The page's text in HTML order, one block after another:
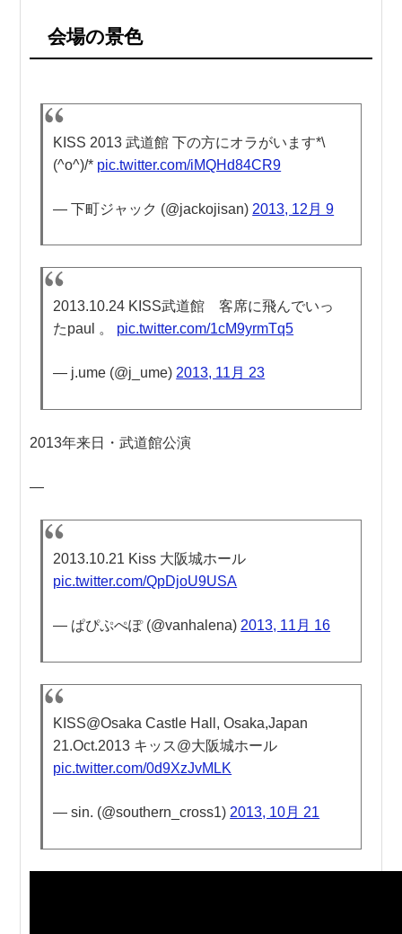
会場の景色
KISS 2013 武道館 下の方にオラがいます*\
(^o^)/* pic.twitter.com/iMQHd84CR9
— 下町ジャック (@jackojisan) 2013, 12月 9
2013.10.24 KISS武道館 客席に飛んでいっ
たpaul 。 pic.twitter.com/1cM9yrmTq5
— j.ume (@j_ume)2013, 11月 23
2013年来日・武道館公演
—
2013.10.21 Kiss 大阪城ホール
pic.twitter.com/QpDjoU9USA
— ぱぴぷぺぽ (@vanhalena) 2013, 11月 16
KISS@Osaka Castle Hall, Osaka,Japan
21.Oct.2013 キッス@大阪城ホール
pic.twitter.com/0d9XzJvMLK
— sin. (@southern_cross1) 2013, 10月 21